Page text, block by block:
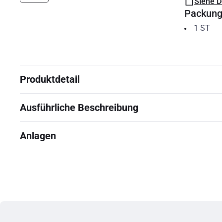
Packung
1 ST
Produktdetail
Ausführliche Beschreibung
Anlagen